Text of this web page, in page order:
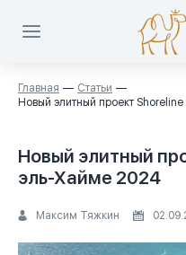
Главная
Статьи
Новый элитный проект
Новый элитный
эль-Хайме 2024
Максим Тяжкин